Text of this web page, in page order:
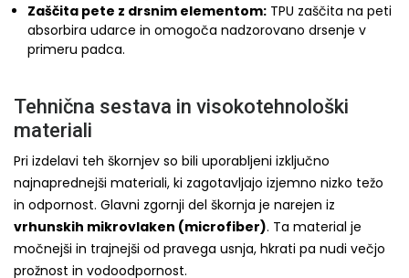
Zaščita pete z drsnim elementom: TPU zaščita na peti
absorbira udarce in omogoča nadzorovano drsenje v
primeru padca.
Tehnična sestava in visokotehnološki
materiali
Pri izdelavi teh škornjev so bili uporabljeni izključno
najnaprednejši materiali, ki zagotavljajo izjemno nizko težo
in odpornost. Glavni zgornji del škornja je narejen iz
vrhunskih mikrovlaken (microfiber). Ta material je
močnejši in trajnejši od pravega usnja, hkrati pa nudi večjo
prožnost in vodoodpornost.